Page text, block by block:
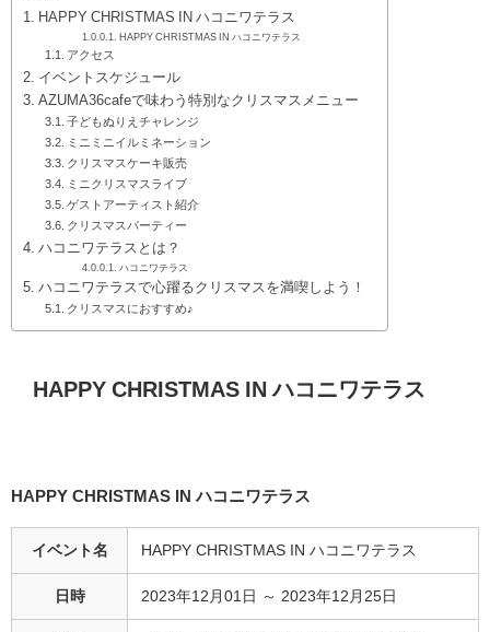
HAPPY CHRISTMAS IN ハコニワテラス
HAPPY CHRISTMAS IN ハコニワテラス
アクセス
イベントスケジュール
AZUMA36cafeで味わう特別なクリスマスメニュー
子どもぬりえチャレンジ
ミニミニイルミネーション
クリスマスケーキ販売
ミニクリスマスライブ
ゲストアーティスト紹介
クリスマスパーティー
ハコニワテラスとは？
ハコニワテラス
ハコニワテラスで心躍るクリスマスを満喫しよう！
クリスマスにおすすめ♪
HAPPY CHRISTMAS IN ハコニワテラス
HAPPY CHRISTMAS IN ハコニワテラス
イベント名 HAPPY CHRISTMAS IN ハコニワテラス
日時 2023年12月01日 ～ 2023年12月25日